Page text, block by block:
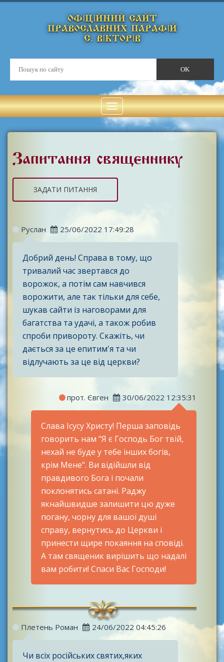
ОФІЦІЙНИЙ САЙТ
ПРАВОСЛАВНИХ ПАРАФІЙ
С. ВІКТОРІВ
Запитання священнику
ЗАДАТИ ПИТАННЯ
Руслан 25/06/2022 17:49:28
Добрий день! Справа в тому, що
тривалий час звертався до
ворожок, а потім сам навчився
ворожити, але так тільки для себе,
шукав сайти із наговорами для
багатства та удачі, а також робив
спроби привороту. Скажіть, чи
дається за це епитим'я та чи
відлучають за це від церкви?
прот. Євген 30/06/2022 12:35:31
Слава Ісусу Христу! Перша заповідь
говорить нам "Я є Господь Бог твій,
нехай не буде у тебе інших богів,
крім Мене". Ви відійшли від
правдивого Бога і почали
поклонятись сатані. Раджу
якнайшвидше залишити цю дуже
погану, чорну для вашої душі
справу, вернутись до Церкви і
принести щире покаяння на сповіді.
А там священик вирішить що надалі
вам робити! Спаси Вас Господи!
Плетень Роман 24/06/2022 04:45:26
Чи всіх російських святих,яких